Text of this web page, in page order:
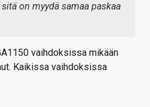
on myydä samaa paskaa
vaihdoksissa mikään
Kaikissa vaihdoksissa